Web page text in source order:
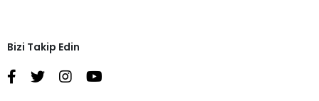
Bizi Takip Edin